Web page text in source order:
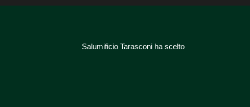
Salumificio Tarasconi ha scelto